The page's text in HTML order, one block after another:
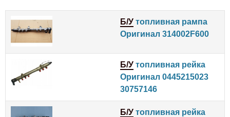
Б/У топливная рампа
Оригинал 314002F600
Б/У топливная рейка
Оригинал 0445215023
30757146
Б/У топливная рейка